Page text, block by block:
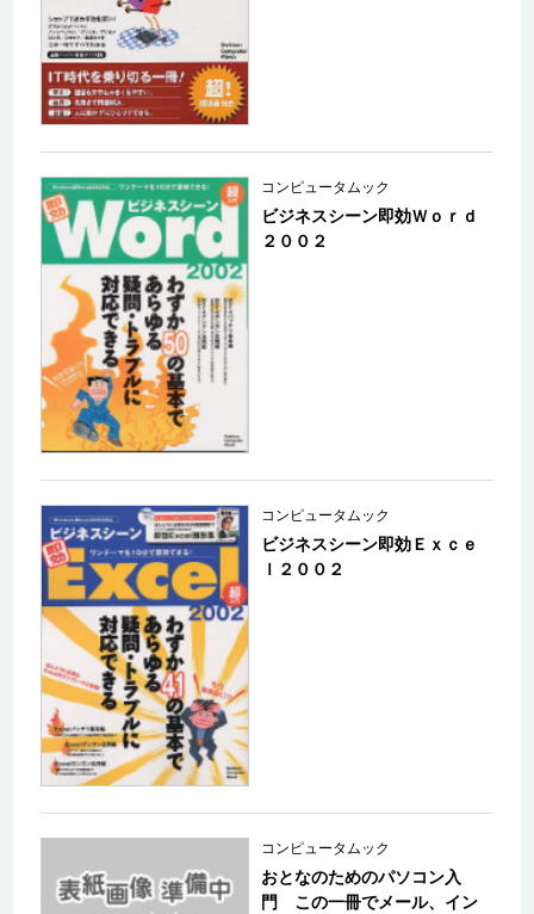
コンピュータムック
ビジネスシーン即効Ｗｏｒｄ
２００２
コンピュータムック
ビジネスシーン即効Ｅｘｃｅ
ｌ２００２
コンピュータムック
おとなのためのパソコン入
門 この一冊でメール、イン